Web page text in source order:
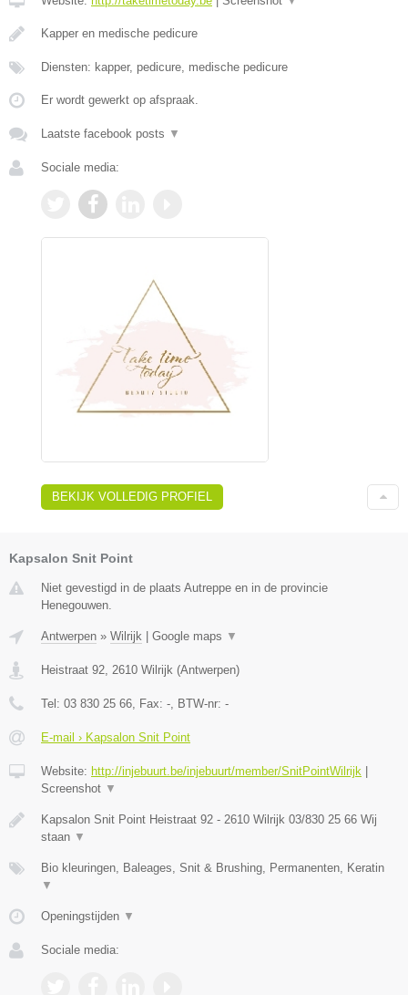
Kapper en medische pedicure
Diensten: kapper, pedicure, medische pedicure
Er wordt gewerkt op afspraak.
Laatste facebook posts ▼
Sociale media:
BEKIJK VOLLEDIG PROFIEL
Kapsalon Snit Point
Niet gevestigd in de plaats Autreppe en in de provincie
Henegouwen.
Antwerpen » Wilrijk | Google maps ▼
Heistraat 92 2610 Wilrijk (Antwerpen)
Tel: 03 830 25 66 , Fax: - , BTW-nr: -
E-mail › Kapsalon Snit Point
Website: http://injebuurt.be/injebuurt/member/SnitPointWilrijk |
Screenshot ▼
Kapsalon Snit Point Heistraat 92 - 2610 Wilrijk 03/830 25 66 Wij
staan ▼
Bio kleuringen, Baleages, Snit & Brushing, Permanenten, Keratin
▼
Openingstijden ▼
Sociale media: